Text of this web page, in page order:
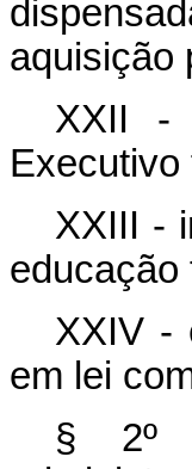
aquisição
XXII -
XXIII -
educação
XXIV -
em lei
§ 2º